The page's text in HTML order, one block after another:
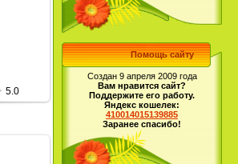
5.0
Помощь сайту
Создан 9 апреля 2009 года
Вам нравится сайт?
Поддержите его работу.
Яндекс кошелек:
410014015139885
Заранее спасибо!